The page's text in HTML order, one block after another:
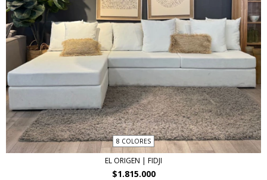
8 COLORES
EL ORIGEN | FIDJI
$1.815.000